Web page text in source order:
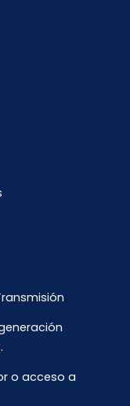
o acceso a